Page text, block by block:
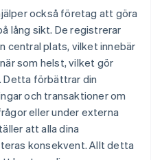
också företag att göra
lång sikt. De registrerar
central plats, vilket innebär
som helst, vilket gör
Detta förbättrar din
och transaktioner om
eller under externa
att alla dina
konsekvent. Allt detta